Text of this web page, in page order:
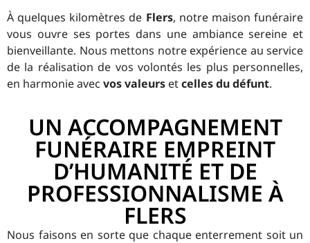
À quelques kilomètres de Flers, notre maison funéraire
vous ouvre ses portes dans une ambiance sereine et
bienveillante. Nous mettons notre expérience au service
de la réalisation de vos volontés les plus personnelles,
en harmonie avec vos valeurs etcelles du défunt.
UN ACCOMPAGNEMENT
FUNÉRAIRE EMPREINT
D’HUMANITÉ ET DE
PROFESSIONNALISME À
FLERS
Nous faisons en sorte que chaque enterrement soit un